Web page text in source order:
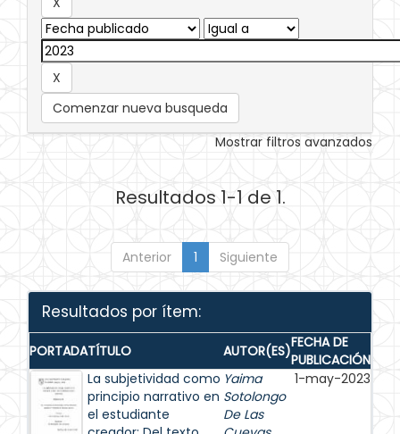
Comenzar nueva busqueda
Mostrar filtros avanzados
Resultados 1-1 de 1.
Anterior 1 Siguiente
Resultados por ítem:
PORTADATÍTULO AUTOR(ES)FECHA DE
PUBLICACIÓN
La subjetividad como
principio narrativo en
el estudiante
Yaima
Sotolongo
De Las
1-may-2023